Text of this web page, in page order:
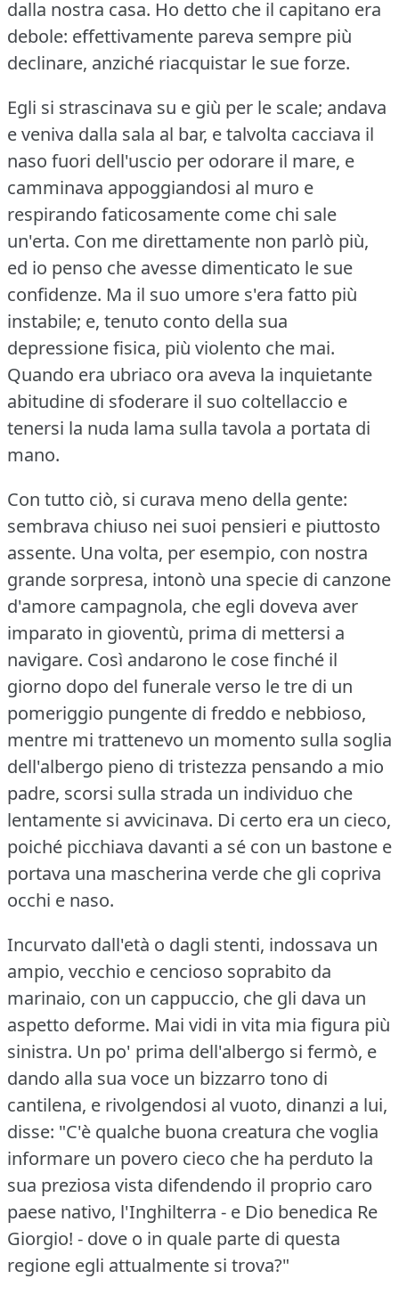
dalla nostra casa. Ho detto che il capitano era
debole: effettivamente pareva sempre più
declinare, anziché riacquistar le sue forze.
Egli si strascinava su e giù per le scale; andava
e veniva dalla sala al bar, e talvolta cacciava il
naso fuori dell'uscio per odorare il mare, e
camminava appoggiandosi al muro e
respirando faticosamente come chi sale
un'erta. Con me direttamente non parlò più,
ed io penso che avesse dimenticato le sue
confidenze. Ma il suo umore s'era fatto più
instabile; e, tenuto conto della sua
depressione fisica, più violento che mai.
Quando era ubriaco ora aveva la inquietante
abitudine di sfoderare il suo coltellaccio e
tenersi la nuda lama sulla tavola a portata di
mano.
Con tutto ciò, si curava meno della gente:
sembrava chiuso nei suoi pensieri e piuttosto
assente. Una volta, per esempio, con nostra
grande sorpresa, intonò una specie di canzone
d'amore campagnola, che egli doveva aver
imparato in gioventù, prima di mettersi a
navigare. Così andarono le cose finché il
giorno dopo del funerale verso le tre di un
pomeriggio pungente di freddo e nebbioso,
mentre mi trattenevo un momento sulla soglia
dell'albergo pieno di tristezza pensando a mio
padre, scorsi sulla strada un individuo che
lentamente si avvicinava. Di certo era un cieco,
poiché picchiava davanti a sé con un bastone e
portava una mascherina verde che gli copriva
occhi e naso.
Incurvato dall'età o dagli stenti, indossava un
ampio, vecchio e cencioso soprabito da
marinaio, con un cappuccio, che gli dava un
aspetto deforme. Mai vidi in vita mia figura più
sinistra. Un po' prima dell'albergo si fermò, e
dando alla sua voce un bizzarro tono di
cantilena, e rivolgendosi al vuoto, dinanzi a lui,
disse: "C'è qualche buona creatura che voglia
informare un povero cieco che ha perduto la
sua preziosa vista difendendo il proprio caro
paese nativo, l'Inghilterra - e Dio benedica Re
Giorgio! - dove o in quale parte di questa
regione egli attualmente si trova?"